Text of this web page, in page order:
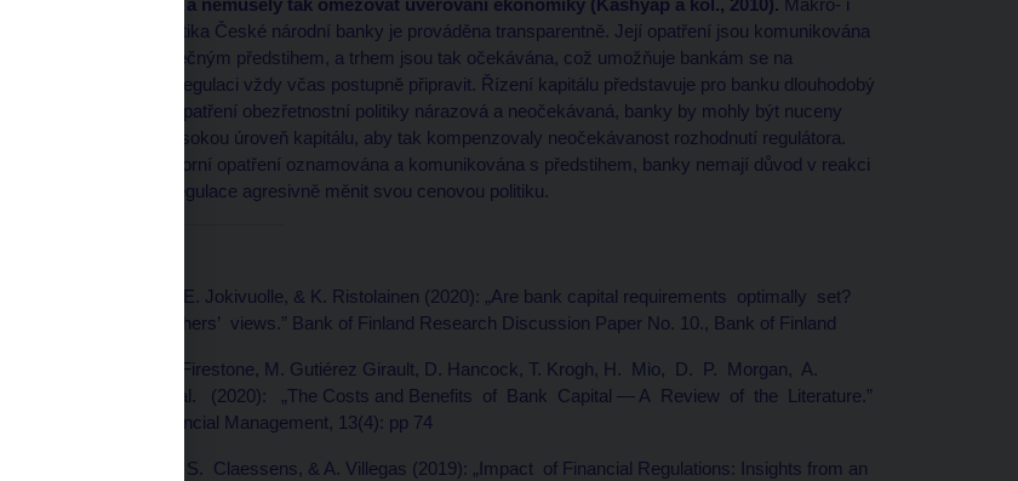
z nerozděleného zisku a nemusely tak omezovat úvěrování ekonomiky (Kashyap a kol., 2010). Makro- i
mikro-obezřetnostní politika České národní banky je prováděna transparentně. Její opatření jsou komunikována
a oznamována s dostatečným předstihem, a trhem jsou tak očekávána, což umožňuje bankám se na
připravovanou budoucí regulaci vždy včas postupně připravit. Řízení kapitálu představuje pro banku dlouhodobý
proces. Pokud by byla opatření obezřetnostní politiky nárazová a neočekávaná, banky by mohly být nuceny
udržovat dlouhodobě vysokou úroveň kapitálu, aby tak kompenzovaly neočekávanost rozhodnutí regulátora.
Pokud jsou však regulatorní opatření oznamována a komunikována s předstihem, banky nemají důvod v reakci
na implementaci nové regulace agresivně měnit svou cenovou politiku.
Ambrocio, G., I. Hasan, E. Jokivuolle, & K. Ristolainen (2020): „Are bank capital requirements optimally set?
Evidence from researchers’ views.” Bank of Finland Research Discussion Paper No. 10., Bank of Finland
Birn, M., O.Debandt, S. Firestone, M. Gutiérez Girault, D. Hancock, T. Krogh, H. Mio, D. P. Morgan, A.
Palvia, V. Scalone, et al. (2020): „The Costs and Benefits of Bank Capital — A Review of the Literature.”
Journal of Risk and Financial Management, 13(4): pp 74
Boissay, F., C. Cantú, S. Claessens, & A. Villegas (2019): „Impact of Financial Regulations: Insights from an